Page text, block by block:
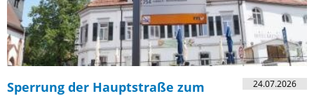
24.07.2026
Sperrung der Hauptstraße zum